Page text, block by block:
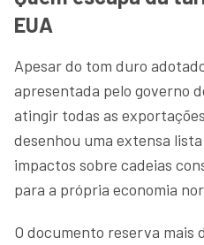
EUA
Apesar do tom duro
apresentada pelo governo
atingir todas as
desenhou uma extensa
impactos sobre cadeias
para a própria economia
O documento reserva mais